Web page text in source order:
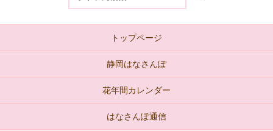
トップページ
静岡はなさんぽ
花年間カレンダー
はなさんぽ通信